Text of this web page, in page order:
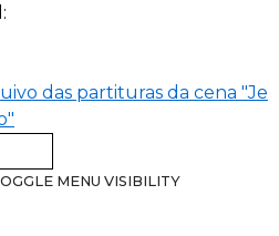
das partituras da cena "Je
MENU VISIBILITY